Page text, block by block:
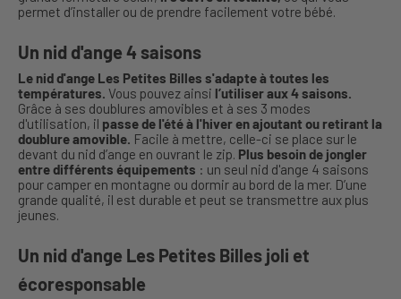
permet d’installer ou de prendre facilement votre bébé.
Un nid d'ange 4 saisons
Le nid d'ange Les Petites Billes s'adapte à toutes les
températures. Vous pouvez ainsi l’utiliser aux 4 saisons.
Grâce à ses doublures amovibles et à ses 3 modes
d'utilisation, il passe de l'été à l'hiver en ajoutant ou retirant la
doublure amovible. Facile à mettre, celle-ci se place sur le
devant du nid d’ange en ouvrant le zip. Plus besoin de jongler
entre différents équipements : un seul nid d'ange 4 saisons
pour camper en montagne ou dormir au bord de la mer. D’une
grande qualité, il est durable et peut se transmettre aux plus
jeunes.
Un nid d'ange Les Petites Billes joli et
écoresponsable